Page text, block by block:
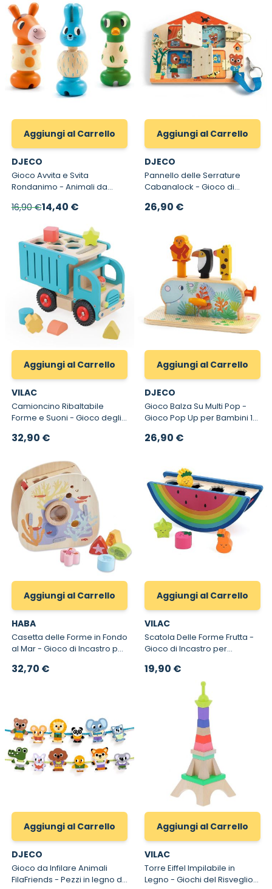
Aggiungi al Carrello
DJECO
Gioco Avvita e Svita
Rondanimo - Animali da
16,90 €Prezzo speciale
14,40 €
Aggiungi al Carrello
DJECO
Pannello delle Serrature
Cabanalock - Gioco di
26,90 €
Aggiungi al Carrello
VILAC
Camioncino Ribaltabile
Forme e Suoni - Gioco degli
32,90 €
Aggiungi al Carrello
DJECO
Gioco Balza Su Multi Pop -
Gioco Pop Up per Bambini 18
26,90 €
Aggiungi al Carrello
HABA
Casetta delle Forme in Fondo
al Mar - Gioco di Incastro per
32,70 €
Aggiungi al Carrello
VILAC
Scatola Delle Forme Frutta -
Gioco di Incastro per
19,90 €
Aggiungi al Carrello
DJECO
Gioco da Infilare Animali
FilaFriends - Pezzi in legno da
Aggiungi al Carrello
VILAC
Torre Eiffel Impilabile in
Legno - Giochi del Risveglio